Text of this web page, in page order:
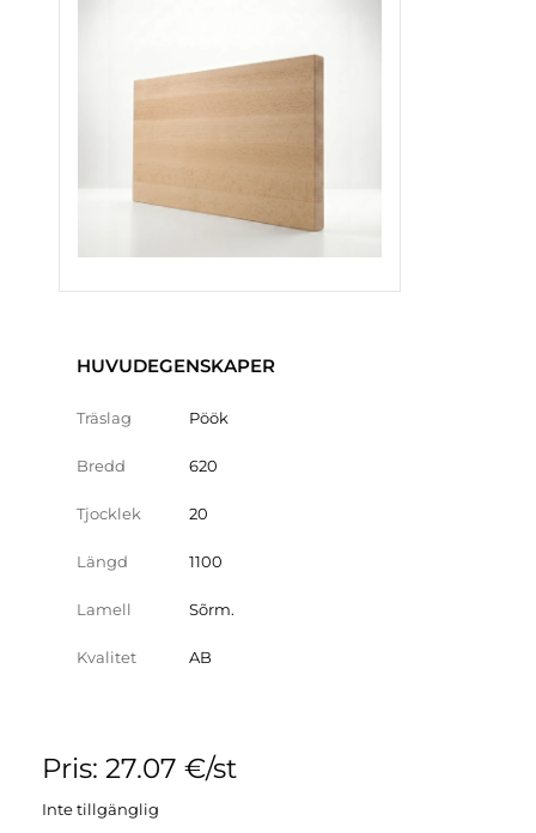
HUVUDEGENSKAPER
Träslag Pöök
Bredd 620
Tjocklek 20
Längd 1100
Lamell Sõrm.
Kvalitet AB
Pris: 27.07 €/st
Inte tillgänglig